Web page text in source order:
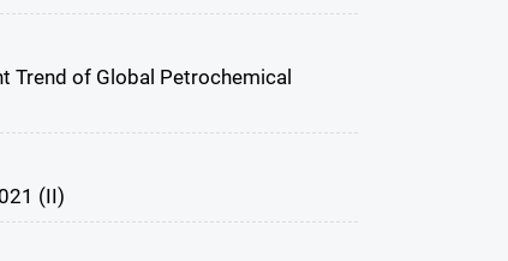
Trend of Global Petrochemical
(II)